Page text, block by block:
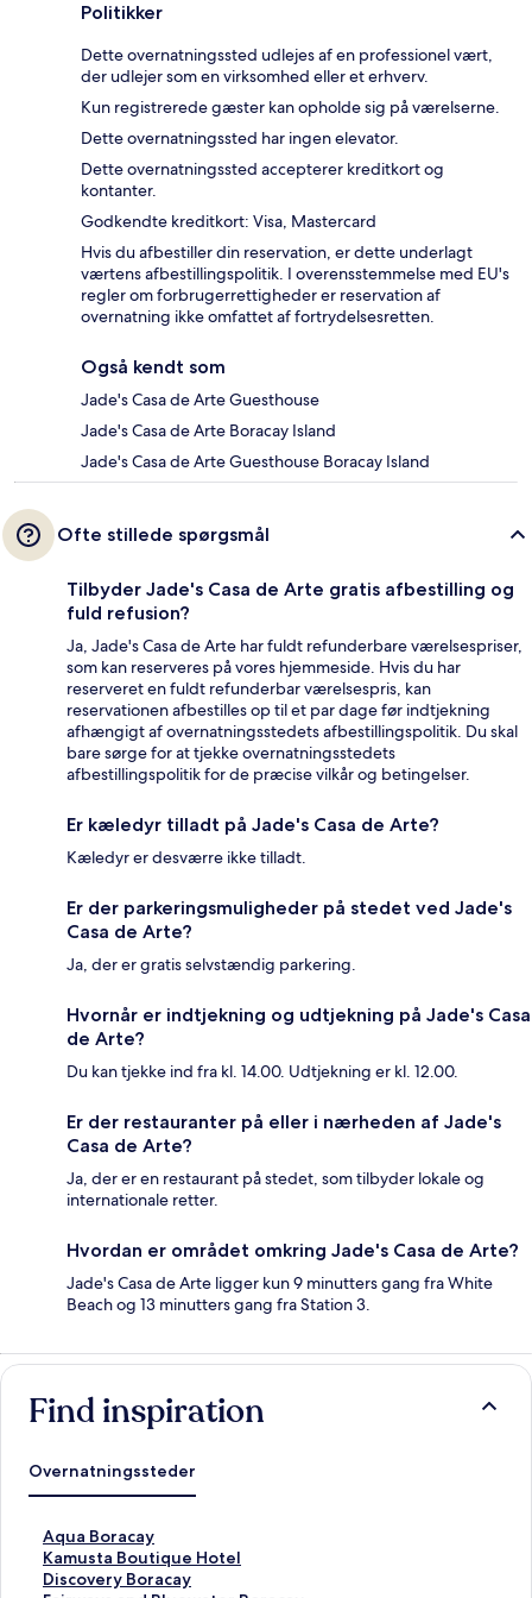
Politikker
Dette overnatningssted udlejes af en professionel vært,
der udlejer som en virksomhed eller et erhverv.
Kun registrerede gæster kan opholde sig på værelserne.
Dette overnatningssted har ingen elevator.
Dette overnatningssted accepterer kreditkort og
kontanter.
Godkendte kreditkort: Visa, Mastercard
Hvis du afbestiller din reservation, er dette underlagt
værtens afbestillingspolitik. I overensstemmelse med EU's
regler om forbrugerrettigheder er reservation af
overnatning ikke omfattet af fortrydelsesretten.
Også kendt som
Jade's Casa de Arte Guesthouse
Jade's Casa de Arte Boracay Island
Jade's Casa de Arte Guesthouse Boracay Island
Ofte stillede spørgsmål
Tilbyder Jade's Casa de Arte gratis afbestilling og
fuld refusion?
Ja, Jade's Casa de Arte har fuldt refunderbare værelsespriser,
som kan reserveres på vores hjemmeside. Hvis du har
reserveret en fuldt refunderbar værelsespris, kan
reservationen afbestilles op til et par dage før indtjekning
afhængigt af overnatningsstedets afbestillingspolitik. Du skal
bare sørge for at tjekke overnatningsstedets
afbestillingspolitik for de præcise vilkår og betingelser.
Er kæledyr tilladt på Jade's Casa de Arte?
Kæledyr er desværre ikke tilladt.
Er der parkeringsmuligheder på stedet ved Jade's
Casa de Arte?
Ja, der er gratis selvstændig parkering.
Hvornår er indtjekning og udtjekning på Jade's Casa
de Arte?
Du kan tjekke ind fra kl. 14.00. Udtjekning er kl. 12.00.
Er der restauranter på eller i nærheden af Jade's
Casa de Arte?
Ja, der er en restaurant på stedet, som tilbyder lokale og
internationale retter.
Hvordan er området omkring Jade's Casa de Arte?
Jade's Casa de Arte ligger kun 9 minutters gang fra White
Beach og 13 minutters gang fra Station 3.
Find inspiration
Overnatningssteder
Aqua Boracay
L
i
n
Kamusta Boutique Hotel
L
iDiscovery Boracay
L